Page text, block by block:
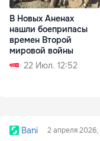
В Новых Аненах
нашли боеприпасы
времен Второй
мировой войны
22 Июл. 12:52
Bani 2 апреля 2026,